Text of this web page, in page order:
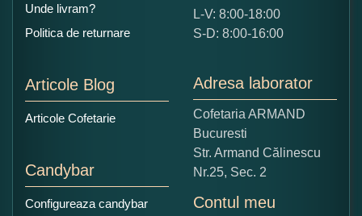
Ce nota acordati acestui produs?
5
Copiati alaturi numarul din imagine:
Unde livram?
Politica de returnare
Articole Blog
Articole Cofetarie
Candybar
Configureaza candybar
L-V: 8:00-18:00
S-D: 8:00-16:00
Adresa laborator
Cofetaria ARMAND
Bucuresti
Str. Armand Călinescu
Nr.25, Sec. 2
Contul meu